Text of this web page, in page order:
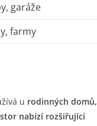
garáže
farmy
u rodinných domů,
nabízí rozšiřující